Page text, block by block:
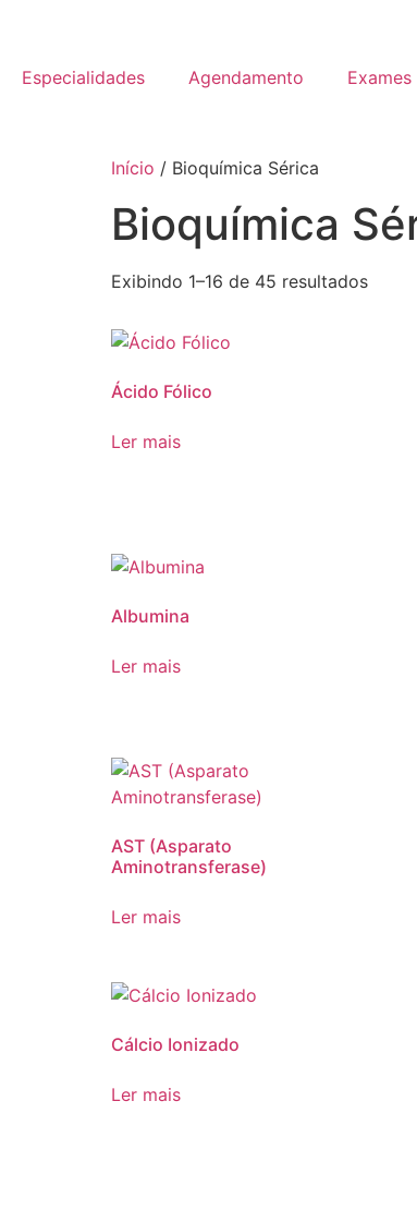
Especialidades Agendamento Exames
Início / Bioquímica Sérica
Bioquímica
Exibindo 1–16 de 45 resultados
Ácido Fólico
Ler mais
Albumina
Ler mais
AST (Asparato
Aminotransferase)
Ler mais
Cálcio Ionizado
Ler mais